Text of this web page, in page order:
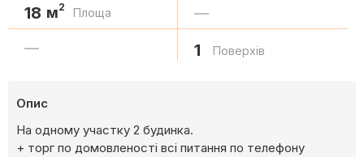
18 м2 Площа —
— 1 Поверхів
Опис
На одному участку 2 будинка.
+ торг по домовленості всі питання по телефону